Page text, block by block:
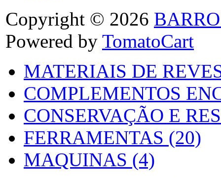
Copyright © 2026
Powered by TomatoCart
MATERIAIS DE
COMPLEMENTOS
CONSERVAÇÃO E
FERRAMENTAS (20)
MAQUINAS (4)